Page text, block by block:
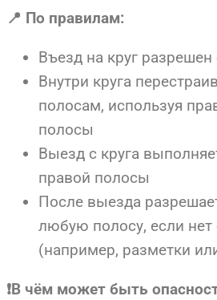
📍 По правилам:
Въезд на круг
Внутри круга
полосам, используя
полосы
Выезд с круга
правой полосы
После выезда
любую полосу, если нет
(например, разметки
❗В чём может быть